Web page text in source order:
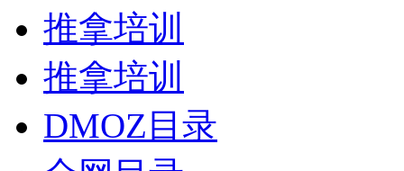
推拿培训
推拿培训
DMOZ目录